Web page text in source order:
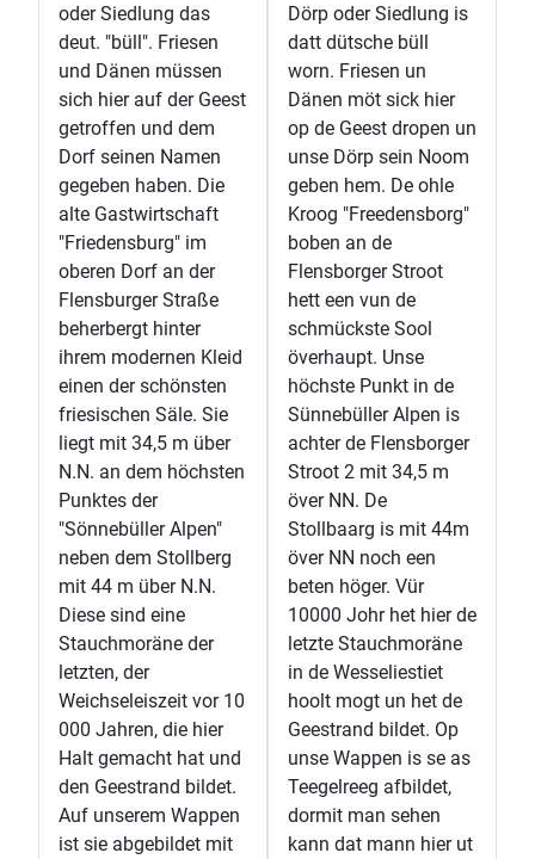
oder Siedlung das
deut. "büll". Friesen
und Dänen müssen
sich hier auf der Geest
getroffen und dem
Dorf seinen Namen
gegeben haben. Die
alte Gastwirtschaft
"Friedensburg" im
oberen Dorf an der
Flensburger Straße
beherbergt hinter
ihrem modernen Kleid
einen der schönsten
friesischen Säle. Sie
liegt mit 34,5 m über
N.N. an dem höchsten
Punktes der
"Sönnebüller Alpen"
neben dem Stollberg
mit 44 m über N.N.
Diese sind eine
Stauchmoräne der
letzten, der
Weichseleiszeit vor 10
000 Jahren, die hier
Halt gemacht hat und
den Geestrand bildet.
Auf unserem Wappen
ist sie abgebildet mit
Dörp oder Siedlung is
datt dütsche büll
worn. Friesen un
Dänen möt sick hier
op de Geest dropen un
unse Dörp sein Noom
geben hem. De ohle
Kroog "Freedensborg"
boben an de
Flensborger Stroot
hett een vun de
schmückste Sool
överhaupt. Unse
höchste Punkt in de
Sünnebüller Alpen is
achter de Flensborger
Stroot 2 mit 34,5 m
över NN. De
Stollbaarg is mit 44m
över NN noch een
beten höger. Vür
10000 Johr het hier de
letzte Stauchmoräne
in de Wesseliestiet
hoolt mogt un het de
Geestrand bildet. Op
unse Wappen is se as
Teegelreeg afbildet,
dormit man sehen
kann dat mann hier ut